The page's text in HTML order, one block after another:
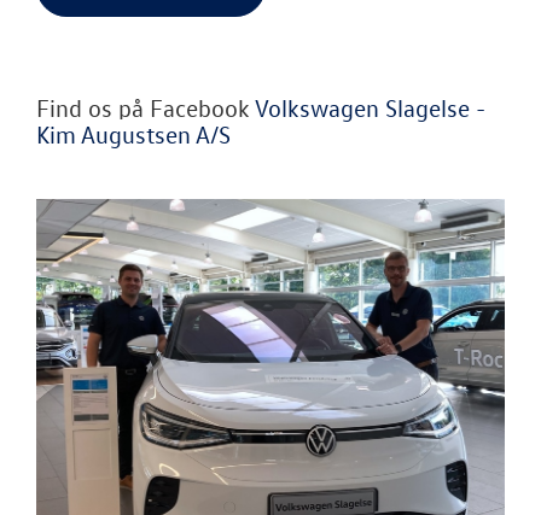
Find os på Facebook Volkswagen Slagelse -
Kim Augustsen A/S